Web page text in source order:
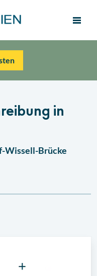
in
Wissell-Brücke